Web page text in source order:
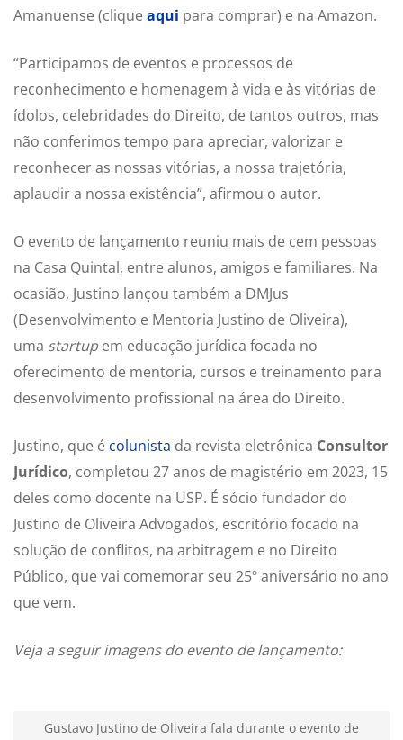
Amanuense (clique aqui para comprar) e na Amazon.
“Participamos de eventos e processos de
reconhecimento e homenagem à vida e às vitórias de
ídolos, celebridades do Direito, de tantos outros, mas
não conferimos tempo para apreciar, valorizar e
reconhecer as nossas vitórias, a nossa trajetória,
aplaudir a nossa existência”, afirmou o autor.
O evento de lançamento reuniu mais de cem pessoas
na Casa Quintal, entre alunos, amigos e familiares. Na
ocasião, Justino lançou também a DMJus
(Desenvolvimento e Mentoria Justino de Oliveira),
uma startupem educação jurídica focada no
oferecimento de mentoria, cursos e treinamento para
desenvolvimento profissional na área do Direito.
Justino, que é colunista da revista eletrônica Consultor
Jurídico, completou 27 anos de magistério em 2023, 15
deles como docente na USP. É sócio fundador do
Justino de Oliveira Advogados, escritório focado na
solução de conflitos, na arbitragem e no Direito
Público, que vai comemorar seu 25º aniversário no ano
que vem.
Veja a seguir imagens do evento de lançamento:
Gustavo Justino de Oliveira fala durante o evento de